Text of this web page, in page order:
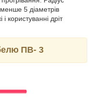
5 діаметрів
користуванні дріт
ПВ- 3